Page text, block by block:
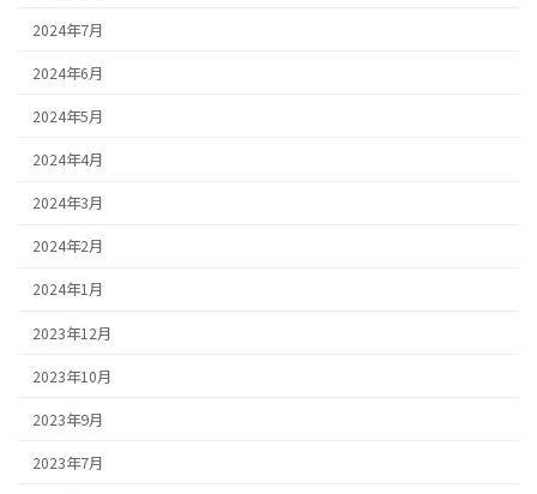
2024年7月
2024年6月
2024年5月
2024年4月
2024年3月
2024年2月
2024年1月
2023年12月
2023年10月
2023年9月
2023年7月